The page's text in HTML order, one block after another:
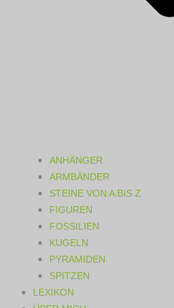
ANHÄNGER
ARMBÄNDER
STEINE VON A BIS Z
FIGUREN
FOSSILIEN
KUGELN
PYRAMIDEN
SPITZEN
LEXIKON